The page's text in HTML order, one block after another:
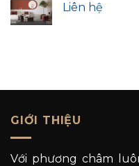
Liên hệ
GIỚI THIỆU
Với phương châm